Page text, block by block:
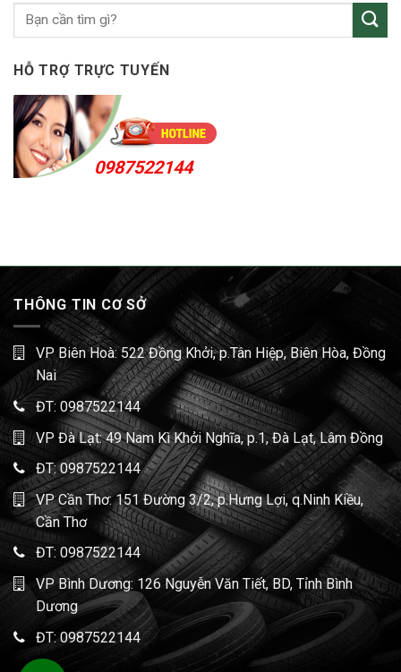
Sóng
HỖ TRỢ TRỰC TUYẾN
0987522144
THÔNG TIN CƠ SỞ
VP Biên Hoà: 522 Đồng Khởi, p.Tân Hiệp, Biên Hòa, Đồng
Nai
ĐT: 0987522144
VP Đà Lạt: 49 Nam Kì Khởi Nghĩa, p.1, Đà Lạt, Lâm Đồng
ĐT:0987522144
VP Cần Thơ: 151 Đường 3/2, p.Hưng Lợi, q.Ninh Kiều,
Cần Thơ
ĐT: 0987522144
VP Bình Dương: 126 Nguyễn Văn Tiết, BD, Tỉnh Bình
Dương
ĐT: 0987522144